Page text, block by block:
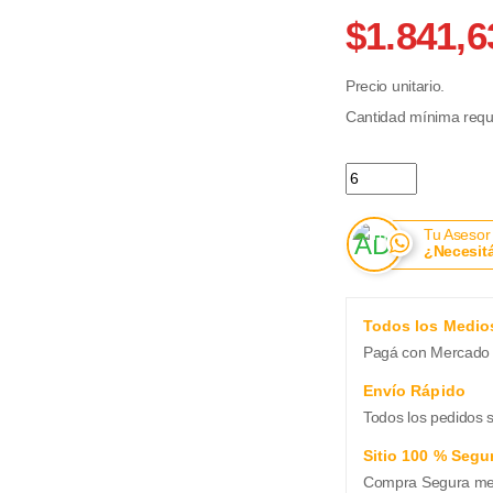
Precio unitario.
Cantidad mínima
Krachitos Batatas
Tu
Todos los
Pagá con
Envío Rápido
Todos los pedidos
Sitio 100 %
Compra Segura